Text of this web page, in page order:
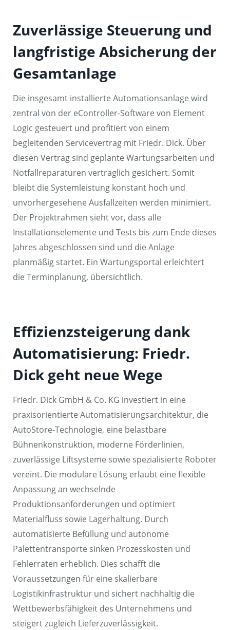
Zuverlässige Steuerung und
langfristige Absicherung der
Gesamtanlage
Die insgesamt installierte Automationsanlage wird
zentral von der eController-Software von Element
Logic gesteuert und profitiert von einem
begleitenden Servicevertrag mit Friedr. Dick. Über
diesen Vertrag sind geplante Wartungsarbeiten und
Notfallreparaturen vertraglich gesichert. Somit
bleibt die Systemleistung konstant hoch und
unvorhergesehene Ausfallzeiten werden minimiert.
Der Projektrahmen sieht vor, dass alle
Installationselemente und Tests bis zum Ende dieses
Jahres abgeschlossen sind und die Anlage
planmäßig startet. Ein Wartungsportal erleichtert
die Terminplanung, übersichtlich.
Effizienzsteigerung dank
Automatisierung: Friedr.
Dick geht neue Wege
Friedr. Dick GmbH & Co. KG investiert in eine
praxisorientierte Automatisierungsarchitektur, die
AutoStore-Technologie, eine belastbare
Bühnenkonstruktion, moderne Förderlinien,
zuverlässige Liftsysteme sowie spezialisierte Roboter
vereint. Die modulare Lösung erlaubt eine flexible
Anpassung an wechselnde
Produktionsanforderungen und optimiert
Materialfluss sowie Lagerhaltung. Durch
automatisierte Befüllung und autonome
Palettentransporte sinken Prozesskosten und
Fehlerraten erheblich. Dies schafft die
Voraussetzungen für eine skalierbare
Logistikinfrastruktur und sichert nachhaltig die
Wettbewerbsfähigkeit des Unternehmens und
steigert zugleich Lieferzuverlässigkeit.